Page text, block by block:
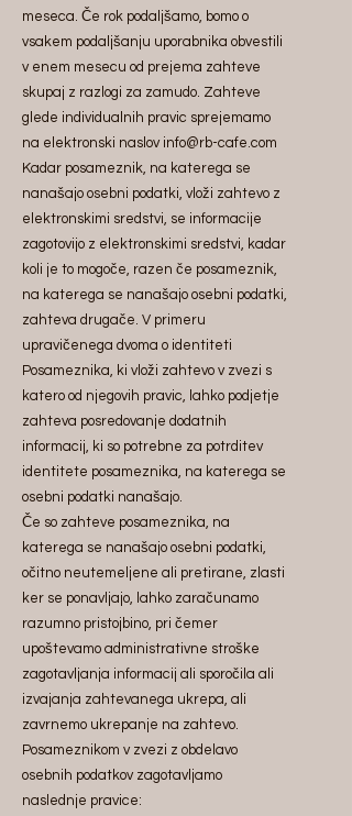
meseca. Če rok podaljšamo, bomo o
vsakem podaljšanju uporabnika obvestili
v enem mesecu od prejema zahteve
skupaj z razlogi za zamudo. Zahteve
glede individualnih pravic sprejemamo
na elektronski naslov info@rb-cafe.com
Kadar posameznik, na katerega se
nanašajo osebni podatki, vloži zahtevo z
elektronskimi sredstvi, se informacije
zagotovijo z elektronskimi sredstvi, kadar
koli je to mogoče, razen če posameznik,
na katerega se nanašajo osebni podatki,
zahteva drugače. V primeru
upravičenega dvoma o identiteti
Posameznika, ki vloži zahtevo v zvezi s
katero od njegovih pravic, lahko podjetje
zahteva posredovanje dodatnih
informacij, ki so potrebne za potrditev
identitete posameznika, na katerega se
osebni podatki nanašajo.
Če so zahteve posameznika, na
katerega se nanašajo osebni podatki,
očitno neutemeljene ali pretirane, zlasti
ker se ponavljajo, lahko zaračunamo
razumno pristojbino, pri čemer
upoštevamo administrativne stroške
zagotavljanja informacij ali sporočila ali
izvajanja zahtevanega ukrepa, ali
zavrnemo ukrepanje na zahtevo.
Posameznikom v zvezi z obdelavo
osebnih podatkov zagotavljamo
naslednje pravice: